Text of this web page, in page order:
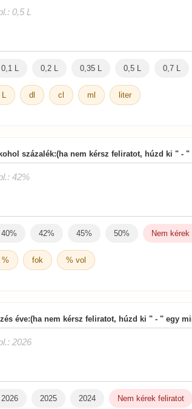
0,1 L 0,2 L 0,35 L 0,5 L 0,7 L
L dl cl ml liter
százalék:(ha nem kérsz feliratot, húzd ki " -
40% 42% 45% 50% Nem
% fok % vol
éve:(ha nem kérsz feliratot, húzd ki " - " egy
2026 2025 2024 Nem kérek feliratot